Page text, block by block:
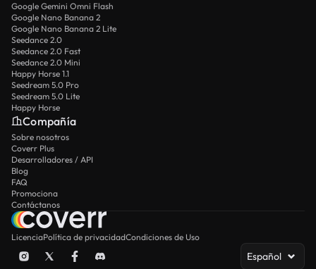
Google Gemini Omni Flash
Google Nano Banana 2
Google Nano Banana 2 Lite
Seedance 2.0
Seedance 2.0 Fast
Seedance 2.0 Mini
Happy Horse 1.1
Seedream 5.0 Pro
Seedream 5.0 Lite
Happy Horse
Compañía
Sobre nosotros
Coverr Plus
Desarrolladores / API
Blog
FAQ
Promociona
Contáctanos
LicenciaPolítica de privacidadCondiciones de Uso
Español